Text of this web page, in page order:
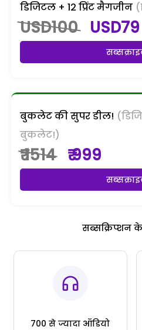
डिजिटल + 12 प्रिंट मैगजीन
USD100 USD79
बुकलेट की सुपर डील!
बुकलेट!)
₹ 1514 ₹ 999
सब्सक्रिप्शन
700 से ज्यादा ऑडियो